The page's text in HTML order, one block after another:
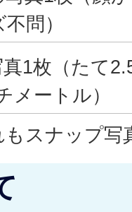
問）
真1枚（たて
メートル）
スナップ写